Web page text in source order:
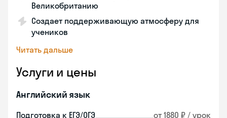
Великобританию
Создает поддерживающую атмосферу для
учеников
Читать дальше
Услуги и цены
Английский язык
Подготовка к ЕГЭ/ОГЭ от 1880 ₽ / урок